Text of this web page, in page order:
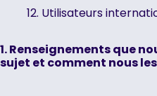
Utilisateurs
1. Renseignements que
sujet et comment nous